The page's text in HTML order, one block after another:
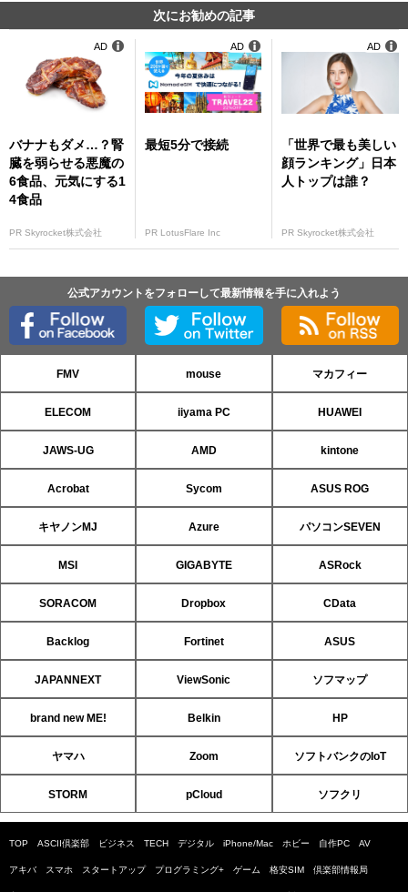
次にお勧めの記事
バナナもダメ…？腎
臓を弱らせる悪魔の
6食品、元気にする1
4食品
PR Skyrocket株式会社
AD
最短5分で接続
PR LotusFlare Inc
AD
「世界で最も美しい
顔ランキング」日本
人トップは誰？
PR Skyrocket株式会社
AD
公式アカウントをフォローして最新情報を手に入れよう
FMV mouse マカフィー
ELECOM iiyama PC HUAWEI
JAWS-UG AMD kintone
Acrobat Sycom ASUS ROG
キヤノンMJ Azure パソコンSEVEN
MSI GIGABYTE ASRock
SORACOM Dropbox CData
Backlog Fortinet ASUS
JAPANNEXT ViewSonic ソフマップ
brand new ME! Belkin HP
ヤマハ Zoom ソフトバンクのIoT
STORM pCloud ソフクリ
TOP ASCII倶楽部 ビジネス TECH デジタル iPhone/Mac ホビー 自作PC AV
アキバ スマホ スタートアップ プログラミング+ ゲーム 格安SIM 倶楽部情報局